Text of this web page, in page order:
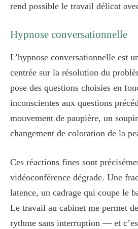
rend possible le travail délicat
Hypnose conversationnelle
L’hypnose conversationnelle est
centrée sur la résolution du
pose des questions choisies en
inconscientes aux questions
mouvement de paupière, un
changement de coloration de la
Ces réactions fines sont
vidéoconférence dégrade. Une
latence, un cadrage qui coupe le
Le travail au cabinet me permet
rythme sans interruption — et